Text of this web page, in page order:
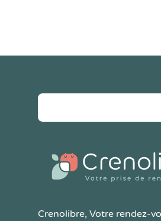
Crenolibre, Votre rendez-